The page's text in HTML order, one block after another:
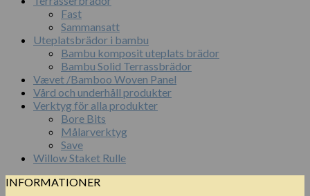
Fast
Sammansatt
Uteplatsbrädor i bambu
Bambu komposit uteplats brädor
Bambu Solid Terrassbrädor
Vævet /Bamboo Woven Panel
Vård och underhåll produkter
Verktyg för alla produkter
Bore Bits
Målarverktyg
Save
Willow Staket Rulle
INFORMATIONER